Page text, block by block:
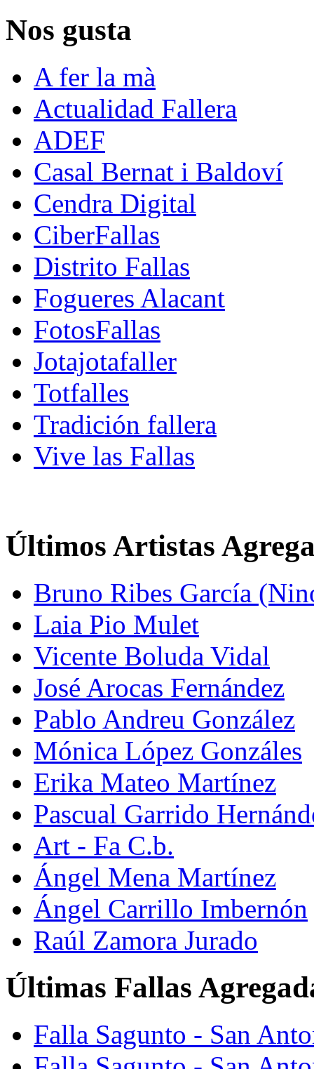
Nos gusta
A fer la mà
Actualidad Fallera
ADEF
Casal Bernat i Baldoví
Cendra Digital
CiberFallas
Distrito Fallas
Fogueres Alacant
FotosFallas
Jotajotafaller
Totfalles
Tradición fallera
Vive las Fallas
Últimos Artistas
Bruno Ribes García
Laia Pio Mulet
Vicente Boluda Vidal
José Arocas Fernández
Pablo Andreu González
Mónica López Gonzáles
Erika Mateo Martínez
Pascual Garrido
Art - Fa C.b.
Ángel Mena Martínez
Ángel Carrillo Imbernón
Raúl Zamora Jurado
Últimas Fallas
Falla Sagunto - San